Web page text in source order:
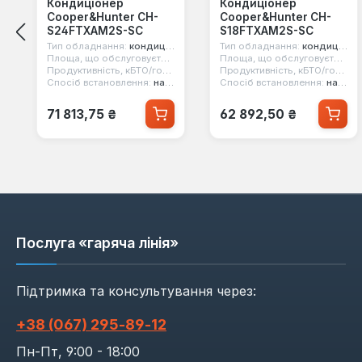
Кондиціонер
Cooper&Hunter CH-
S24FTXAM2S-SC
Тип обладнання: кондиціонер настінний
Площа, що обслуговується:
Продуктивність, кБТО/год:
Спосіб встановлення: настінний
Звичайна ціна:
71 813,75 ₴
Кондиціонер
Cooper&Hunter CH-
S18FTXAM2S-SC
Тип обладнання: кондиціонер настінний
Площа, що обслуговується:
Продуктивність, кБТО/год:
Спосіб встановлення: настінний
Звичайна ціна:
62 892,50 ₴
Послуга «гаряча лінія»
Підтримка та консультування через:
+38 (067) 295‑89‑12
Пн-Пт, 9:00 - 18:00